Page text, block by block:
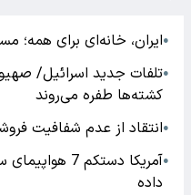
●ایران، خانه‌ای برای همه؛
●تلفات جدید اسرائیل/
کشته‌ها طفره می‌روند
●انتقاد از عدم شفافیت
●
آمریکا
داده